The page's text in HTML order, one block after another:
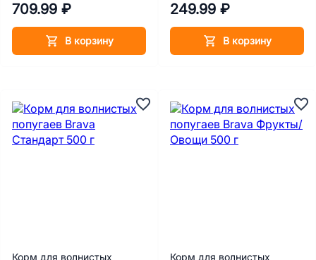
709.99 ₽
В корзину
249.99 ₽
В корзину
Корм для волнистых
Корм для волнистых